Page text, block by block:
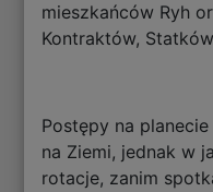
mieszkańców Ryh
Kontraktów,
Postępy na
na Ziemi, jednak w
rotacje, zanim